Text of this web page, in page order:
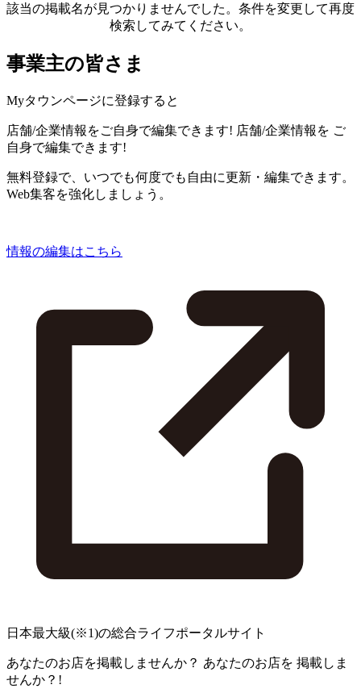
該当の掲載名が見つかりませんでした。条件を変更して再度
検索してみてください。
事業主の皆さま
Myタウンページに登録すると
店舗/企業情報をご自身で編集できます! 店舗/企業情報を ご
自身で編集できます!
無料登録で、いつでも何度でも自由に更新・編集できます。
Web集客を強化しましょう。
情報の編集はこちら
日本最大級(※1)の総合ライフポータルサイト
あなたのお店を掲載しませんか？ あなたのお店を 掲載しま
せんか？!